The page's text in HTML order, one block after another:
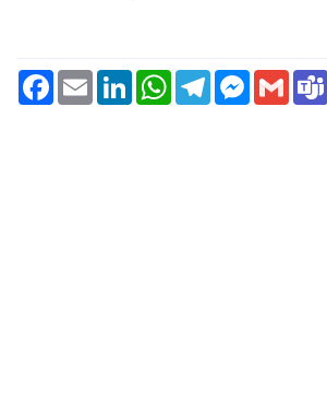
Facebook
Email LinkedInWhatsAppTelegramMessenger
Gmail